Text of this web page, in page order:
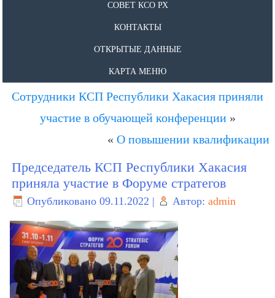
СОВЕТ КСО РХ
КОНТАКТЫ
ОТКРЫТЫЕ ДАННЫЕ
КАРТА МЕНЮ
Сотрудники КСП Республики Хакасия приняли
участие в обучающей конференции»
« О повышении квалификации
Председатель КСП Республики Хакасия
приняла участие в Форуме стратегов
Опубликовано 09.11.2022 | Автор: admin